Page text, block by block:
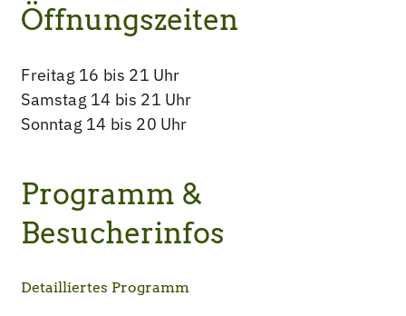
Öffnungszeiten
Freitag 16 bis 21 Uhr
Samstag 14 bis 21 Uhr
Sonntag 14 bis 20 Uhr
Programm &
Besucherinfos
Detailliertes Programm